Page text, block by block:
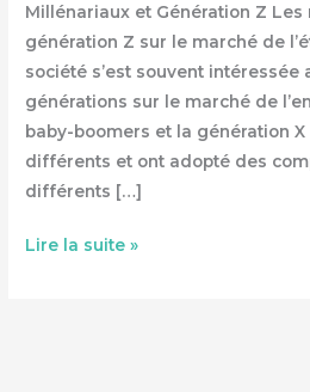
Millénariaux et Génération Z
génération Z sur le marché de
société s’est souvent
générations sur le marché de
baby-boomers et la génération
différents et ont adopté des
différents […]
Lire la suite »